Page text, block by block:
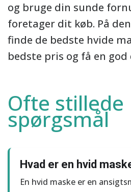
og bruge din sunde
foretager dit køb. På
finde de bedste hvide
bedste pris og få en god
Ofte stillede
spørgsmål
Hvad er en hvid
En hvid maske er en